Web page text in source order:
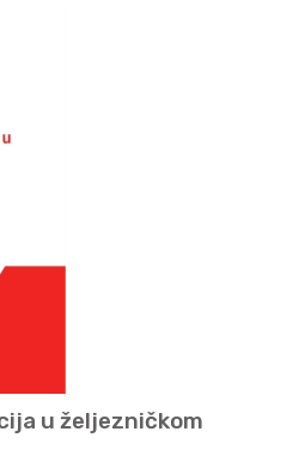
u željezničkom